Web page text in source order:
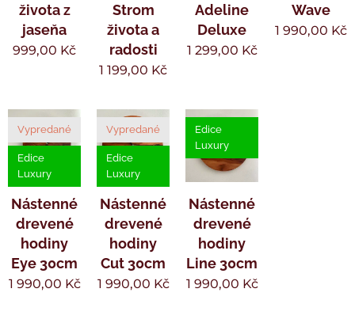
života z
jaseňa
999,00 Kč
Strom
života a
radosti
1 199,00 Kč
Adeline
Deluxe
1 299,00 Kč
Wave
1 990,00 Kč
Nástenné
drevené
hodiny
Eye 30cm
Vypredané
Edice
Luxury
1 990,00 Kč
Nástenné
drevené
hodiny
Cut 30cm
Vypredané
Edice
Luxury
1 990,00 Kč
Nástenné
drevené
hodiny
Line 30cm
Edice
Luxury
1 990,00 Kč